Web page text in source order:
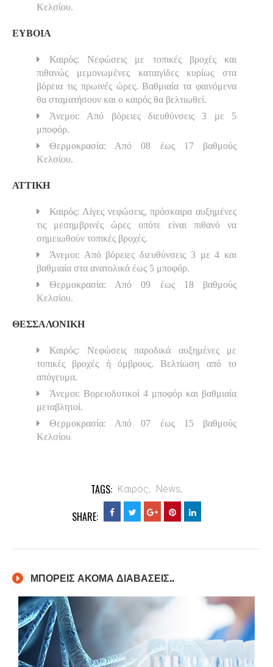
Κελσίου.
ΕΥΒΟΙΑ
Καιρός: Νεφώσεις με τοπικές βροχές και
πιθανώς μεμονωμένες καταιγίδες κυρίως στα
βόρεια τις πρωινές ώρες. Βαθμιαία τα φαινόμενα
θα σταματήσουν και ο καιρός θα βελτιωθεί.
Άνεμοι: Από βόρειες διευθύνσεις 3 με 5
μποφόρ.
Θερμοκρασία: Από 08 έως 17 βαθμούς
Κελσίου.
ΑΤΤΙΚΗ
Καιρός: Λίγες νεφώσεις, πρόσκαιρα αυξημένες
τις μεσημβρινές ώρες οπότε είναι πιθανό να
σημειωθούν τοπικές βροχές.
Άνεμοι: Από βόρειες διευθύνσεις 3 με 4 και
βαθμιαία στα ανατολικά έως 5 μποφόρ.
Θερμοκρασία: Από 09 έως 18 βαθμούς
Κελσίου.
ΘΕΣΣΑΛΟΝΙΚΗ
Καιρός: Νεφώσεις παροδικά αυξημένες με
τοπικές βροχές ή όμβρους. Βελτίωση από το
απόγευμα.
Άνεμοι: Βορειοδυτικοί 4 μποφόρ και βαθμιαία
μεταβλητοί.
Θερμοκρασία: Από 07 έως 15 βαθμούς
Κελσίου.
TAGS: Καιρός, News,
SHARE:
ΜΠΟΡΕΙΣ ΑΚΟΜΑ ΔΙΑΒΑΣΕΙΣ..